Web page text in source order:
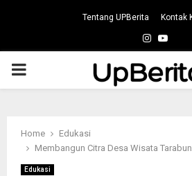
Tentang UPBerita Kontak
Instagram
PRIMARY
Home
Edukasi
Membangun Citra Desa Wisata
Edukasi